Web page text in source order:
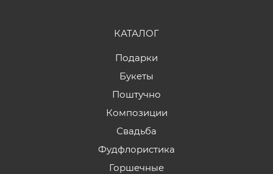
КАТАЛОГ
Подарки
Букеты
Поштучно
Композиции
Свадьба
Фудфлористика
Горшечные